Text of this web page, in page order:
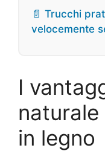
📄 Trucchi
velocemente
I
in legno